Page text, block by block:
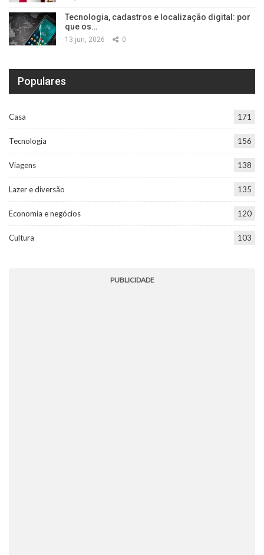
Tecnologia, cadastros e localização digital: por
que os…
13 jun, 2026 0
Populares
Casa 171
Tecnologia 156
Viagens 138
Lazer e diversão 135
Economia e negócios 120
Cultura 103
PUBLICIDADE